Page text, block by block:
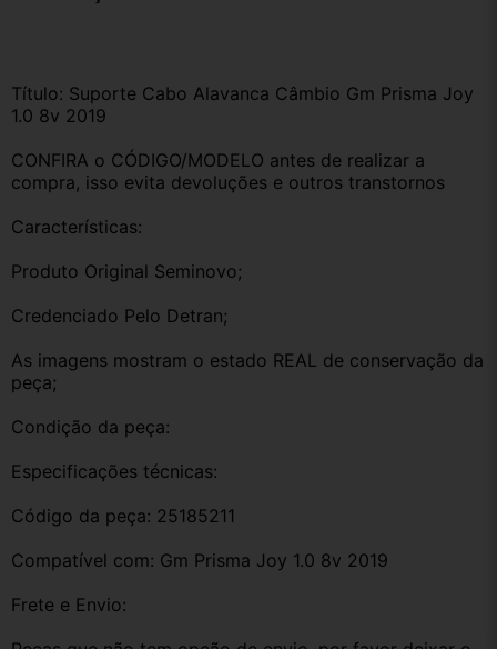
Título: Suporte Cabo Alavanca Câmbio Gm Prisma Joy
1.0 8v 2019
CONFIRA o CÓDIGO/MODELO antes de realizar a
compra, isso evita devoluções e outros transtornos
Características:
Produto Original Seminovo;
Credenciado Pelo Detran;
As imagens mostram o estado REAL de conservação da
peça;
Condição da peça:
Especificações técnicas:
Código da peça: 25185211
Compatível com: Gm Prisma Joy 1.0 8v 2019
Frete e Envio: